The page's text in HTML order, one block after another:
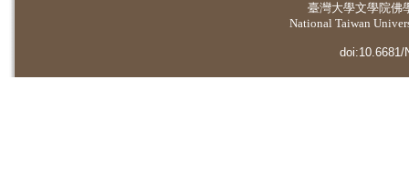
臺灣大學文學院佛
National Taiwan
doi:10.6681/